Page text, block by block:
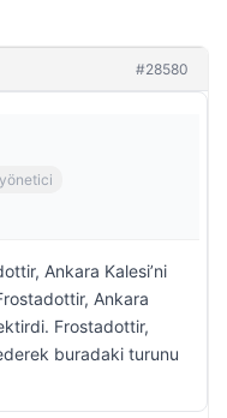
#28580
Ankara Kalesi’ni
Ankara
Frostadottir,
buradaki turunu